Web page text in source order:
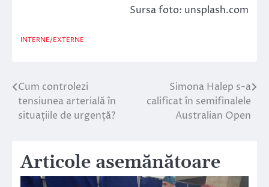
Sursa foto: unsplash.com
INTERNE/EXTERNE
Navigare
în
Cum controlezi
tensiunea arterială în
situațiile de urgență?
Simona Halep s-a
calificat în semifinalele
Australian Open
Articole asemănătoare